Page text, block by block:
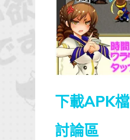
下載APK檔
討論區